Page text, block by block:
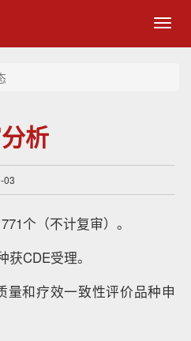
析
03
个（不计复审）。
CDE受理。
量和疗效一致性评价品种申